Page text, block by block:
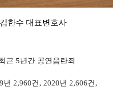
한수 대표변호사
근 5년간 공연음란죄
2,960건, 2020년 2,606건,